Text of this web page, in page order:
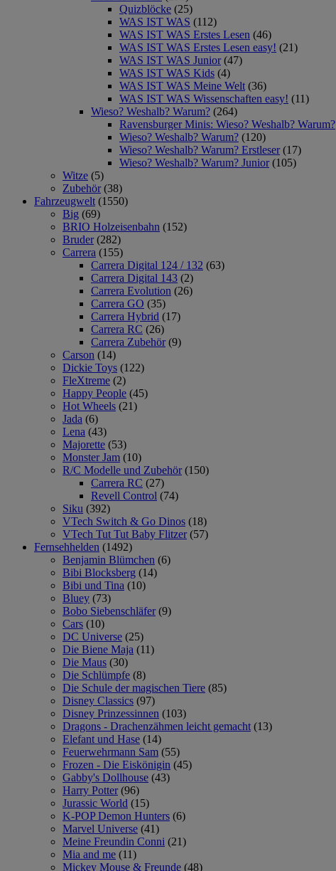
Quizblöcke (25)
WAS IST WAS (112)
WAS IST WAS Erstes Lesen (46)
WAS IST WAS Erstes Lesen easy! (21)
WAS IST WAS Junior (47)
WAS IST WAS Kids (4)
WAS IST WAS Meine Welt (36)
WAS IST WAS Wissenschaften easy! (11)
Wieso? Weshalb? Warum? (264)
Ravensburger Minis: Wieso? Weshalb? Warum?
Wieso? Weshalb? Warum? (120)
Wieso? Weshalb? Warum? Erstleser (17)
Wieso? Weshalb? Warum? Junior (105)
Witze (5)
Zubehör (38)
Fahrzeugwelt (1550)
Big (69)
BRIO Holzeisenbahn (152)
Bruder (282)
Carrera (155)
Carrera Digital 124 / 132 (63)
Carrera Digital 143 (2)
Carrera Evolution (26)
Carrera GO (35)
Carrera Hybrid (17)
Carrera RC (26)
Carrera Zubehör (9)
Carson (14)
Dickie Toys (122)
FleXtreme (2)
Happy People (45)
Hot Wheels (21)
Jada (6)
Lena (43)
Majorette (53)
Monster Jam (10)
R/C Modelle und Zubehör (150)
Carrera RC (27)
Revell Control (74)
Siku (392)
VTech Switch & Go Dinos (18)
VTech Tut Tut Baby Flitzer (57)
Fernsehhelden (1492)
Benjamin Blümchen (6)
Bibi Blocksberg (14)
Bibi und Tina (10)
Bluey (73)
Bobo Siebenschläfer (9)
Cars (10)
DC Universe (25)
Die Biene Maja (11)
Die Maus (30)
Die Schlümpfe (8)
Die Schule der magischen Tiere (85)
Disney Classics (97)
Disney Prinzessinnen (103)
Dragons - Drachenzähmen leicht gemacht (13)
Elefant und Hase (14)
Feuerwehrmann Sam (55)
Frozen - Die Eiskönigin (45)
Gabby's Dollhouse (43)
Harry Potter (96)
Jurassic World (15)
K-POP Demon Hunters (6)
Marvel Universe (41)
Meine Freundin Conni (21)
Mia and me (11)
Mickey Mouse & Freunde (48)